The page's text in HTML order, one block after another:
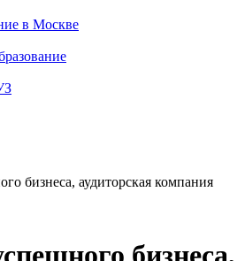
в Москве
бизнеса, аудиторская компания